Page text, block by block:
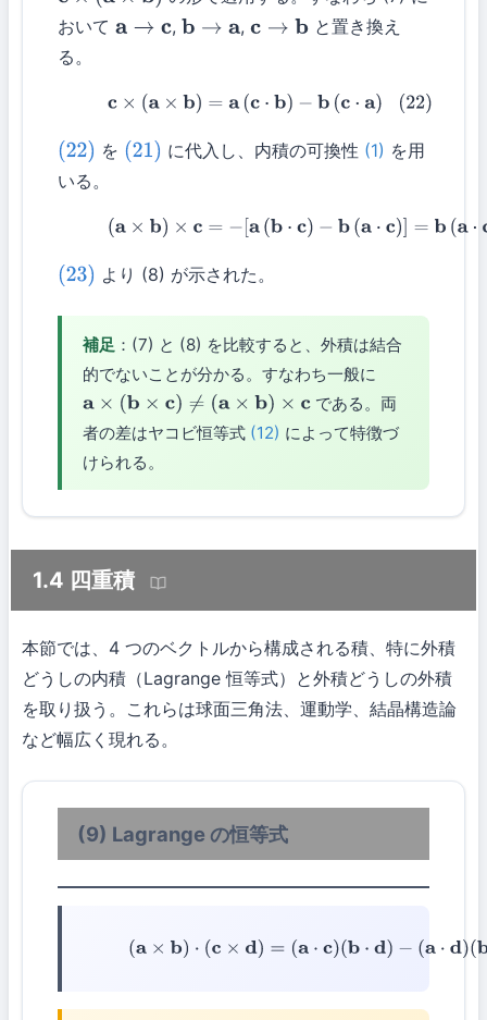
おいて a→c , b→a ,c→b
と置き換え
る。
(22) c×( a×b)=a( c b)− b( c⋅a)
(22) を (21) に代入し、内積の可換性 (1) を用
いる。
(23)( a×b)×c= − [a( b⋅c )− b(a⋅ c)]= b(a ⋅c )−a ( b
(23) より (8) が示された。
補足 ：(7) と (8) を比較すると、外積は結合
的でないことが分かる。すなわち一般に
a×(b ×c ≠( a× b)× c
である。両
者の差はヤコビ恒等式 (12) によって特徴づ
けられる。
1.4 四重積
本節では、4 つのベクトルから構成される積、特に外積
どうしの内積（Lagrange 恒等式）と外積どうしの外積
を取り扱う。これらは球面三角法、運動学、結晶構造論
など幅広く現れる。
(9) Lagrange の恒等式
(9)( a× b)⋅( c×d)= (a⋅c)(b⋅ d )−(a⋅d )(b⋅ c )